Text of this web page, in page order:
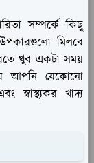
সম্পর্কে কিছু
মিলবে
খুব একটা সময়
আপনি যেকোনো
স্বাস্থ্যকর খাদ্য